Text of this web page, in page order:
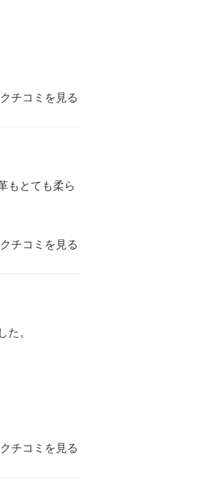
チコミを見る
もとても柔ら
チコミを見る
た。
チコミを見る